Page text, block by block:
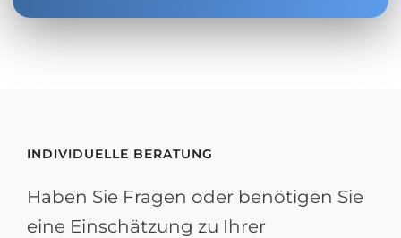
INDIVIDUELLE BERATUNG
Haben Sie Fragen oder benötigen Sie
eine Einschätzung zu Ihrer